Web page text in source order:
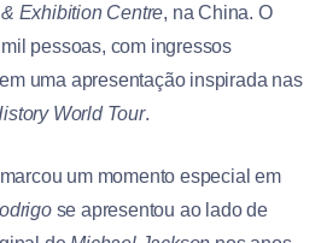
Exhibition Centre, na China. O
pessoas, com ingressos
uma apresentação inspirada nas
World Tour.
um momento especial em
se apresentou ao lado de